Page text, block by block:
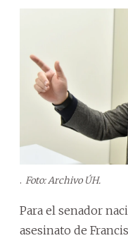
. Foto: Archivo ÚH.
Para el senador
asesinato de